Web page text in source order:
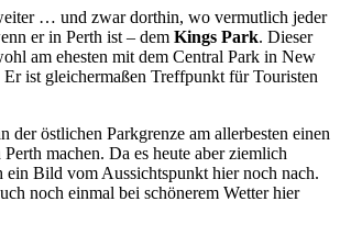
… und zwar dorthin, wo vermutlich jeder
er in Perth ist – dem Kings Park. Dieser
am ehesten mit dem Central Park in New
ist gleichermaßen Treffpunkt für Touristen
der östlichen Parkgrenze am allerbesten einen
machen. Da es heute aber ziemlich
ein Bild vom Aussichtspunkt hier noch nach.
noch einmal bei schönerem Wetter hier